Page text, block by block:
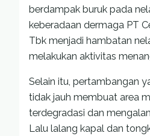
berdampak buruk pada
keberadaan dermaga PT
Tbk menjadi hambatan
melakukan aktivitas
Selain itu, pertambangan
tidak jauh membuat area
terdegradasi dan
Lalu lalang kapal dan